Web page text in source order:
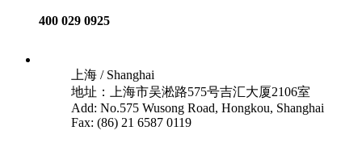
400 029 0925
上海 / Shanghai
地址：上海市吴淞路575号吉汇大厦2106室
Add: No.575 Wusong Road, Hongkou, Shanghai
Fax: (86) 21 6587 0119